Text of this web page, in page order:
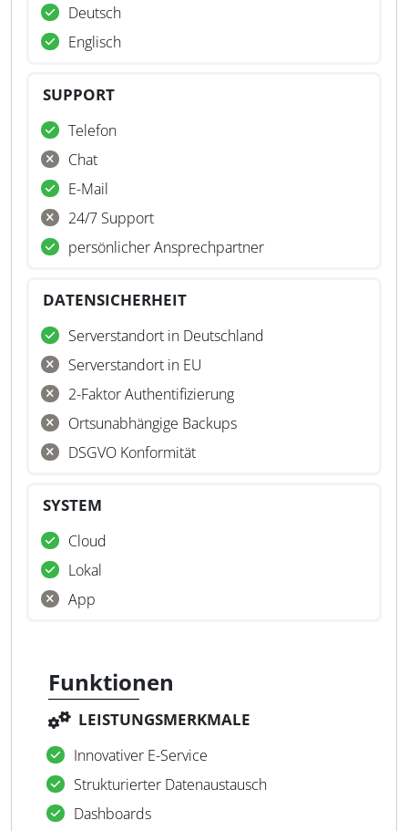
Deutsch
Englisch
SUPPORT
Telefon
Chat
E-Mail
24/7 Support
persönlicher Ansprechpartner
DATENSICHERHEIT
Serverstandort in Deutschland
Serverstandort in EU
2-Faktor Authentifizierung
Ortsunabhängige Backups
DSGVO Konformität
SYSTEM
Cloud
Lokal
App
Funktionen
LEISTUNGSMERKMALE
Innovativer E-Service
Strukturierter Datenaustausch
Dashboards